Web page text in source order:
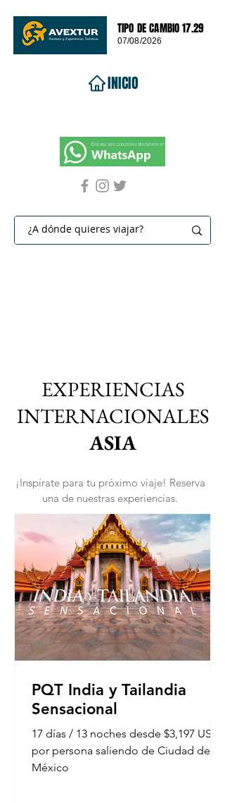
TIPO DE CAMBIO 17.29
07/08/2026
INICIO
VIAJES 2027
EXPERIENCIAS
INTERNACIONALES
ASIA
¡Inspírate para tu próximo viaje! Reserva
una de nuestras experiencias.
PQT India y Tailandia
Sensacional
17 días / 13 noches desde $3,197 USD
por persona saliendo de Ciudad de
México